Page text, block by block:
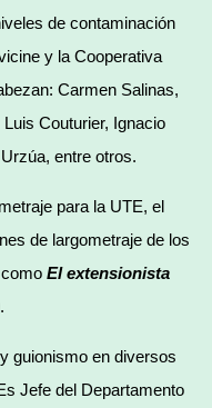
de contaminación
y la Cooperativa
Carmen Salinas,
Luis Couturier, Ignacio
entre otros.
para la UTE, el
de largometraje de los
El extensionista
guionismo en diversos
Jefe del Departamento